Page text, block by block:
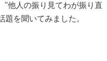
"他人の振り見てわが振り直
を聞いてみました。